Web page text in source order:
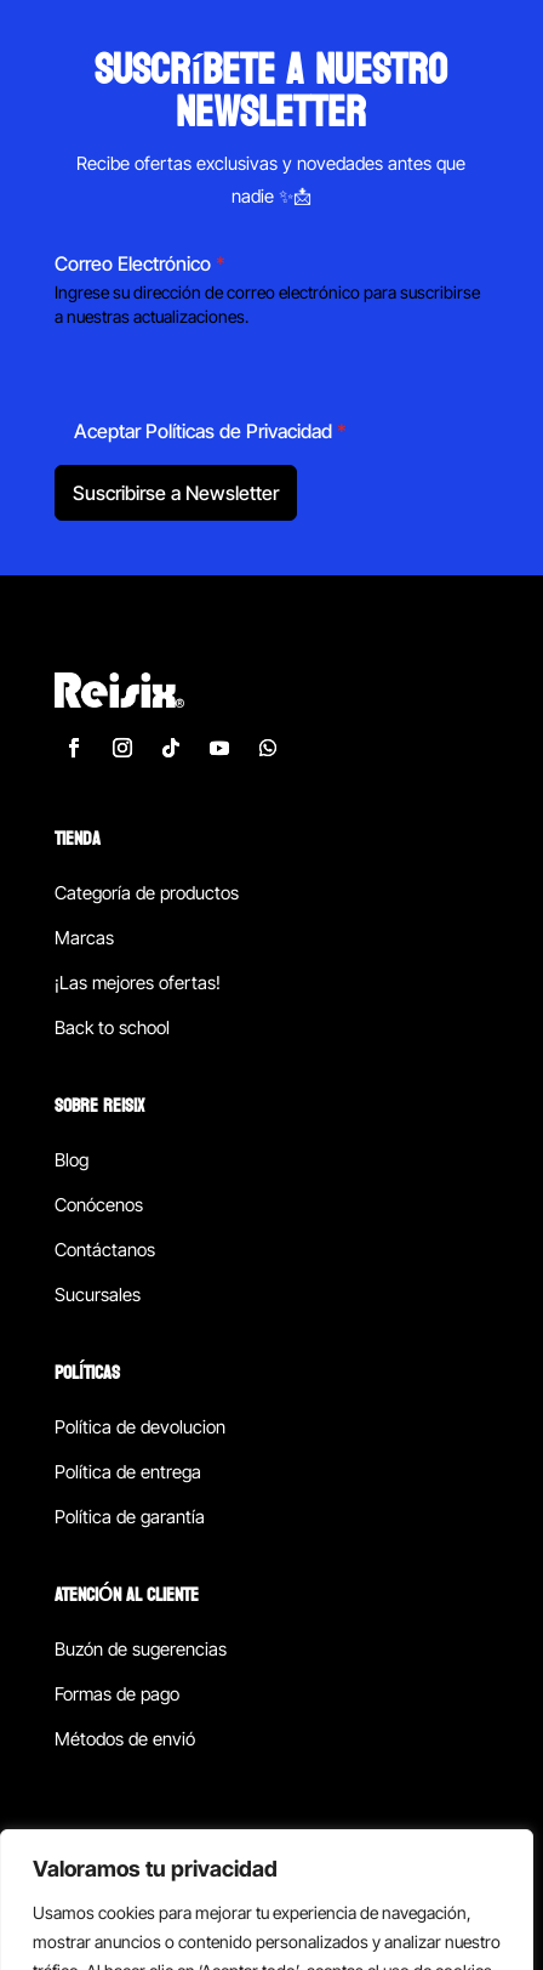
Valoramos tu privacidad
Usamos cookies para mejorar tu experiencia de navegación,
mostrar anuncios o contenido personalizados y analizar nuestro
suscríbete a nuestro
newsletter
Recibe ofertas exclusivas y novedades antes que
nadie ✨📩
Correo Electrónico *
Ingrese su dirección de correo electrónico para suscribirse
a nuestras actualizaciones.
Aceptar Políticas de Privacidad *
Suscribirse a Newsletter
TIENDA
Categoría de productos
Marcas
¡Las mejores ofertas!
Back to school
SOBRE REISIX
Blog
Conócenos
Contáctanos
Sucursales
POLÍTICAS
Política de devolucion
Política de entrega
Política de garantía
ATENCIÓN AL CLIENTE
Buzón de sugerencias
Formas de pago
Métodos de envió
Copyright © 2026 Reisix. Todos los derechos reservados.